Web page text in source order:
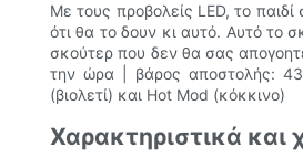
Με τους προβολείς LED, το
ότι θα το δουν κι αυτό. Αυτό το
σκούτερ που δεν θα σας
την ώρα | βάρος αποστολής:
(βιολετί) και Hot Mod (κόκκινο)
Χαρακτηριστικά και